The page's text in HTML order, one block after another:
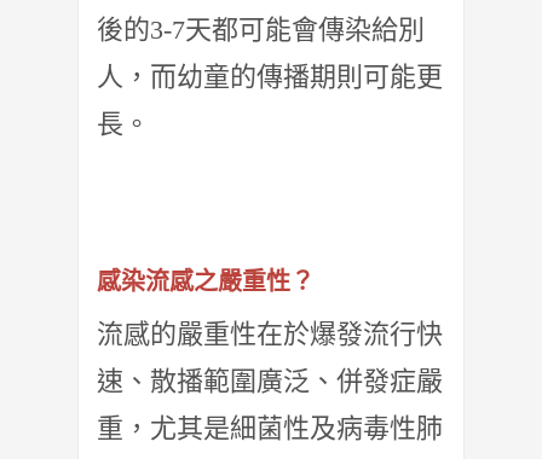
後的3-7天都可能會傳染給別
人，而幼童的傳播期則可能更
長。
感染流感之嚴重性？
流感的嚴重性在於爆發流行快
速、散播範圍廣泛、併發症嚴
重，尤其是細菌性及病毒性肺